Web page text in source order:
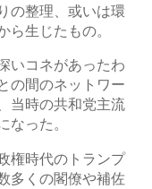
の整理、或いは環
ら生じたもの。
いコネがあったわ
の間のネットワー
当時の共和党主流
なった。
権時代のトランプ
多くの閣僚や補佐